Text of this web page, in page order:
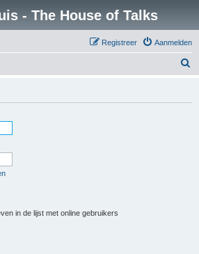
- The House of Talks
Aanmelden
Registreer
in de lijst met online gebruikers